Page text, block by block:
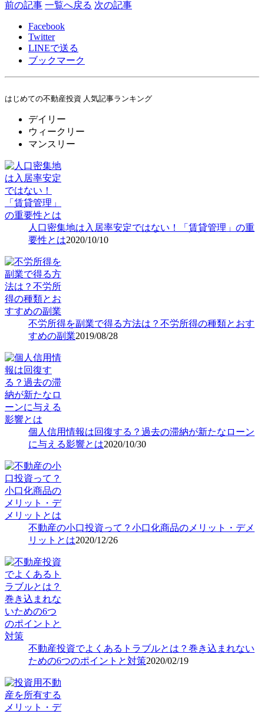
前の記事 一覧へ戻る 次の記事
Facebook
Twitter
LINEで送る
ブックマーク
はじめての不動産投資 人気記事ランキング
デイリー
ウィークリー
マンスリー
人口密集地は入居率安定ではない！「賃貸管理」の重
要性とは2020/10/10
不労所得を副業で得る方法は？不労所得の種類とおす
すめの副業2019/08/28
個人信用情報は回復する？過去の滞納が新たなローン
に与える影響とは2020/10/30
不動産の小口投資って？小口化商品のメリット・デメ
リットとは2020/12/26
不動産投資でよくあるトラブルとは？巻き込まれない
ための6つのポイントと対策2020/02/19